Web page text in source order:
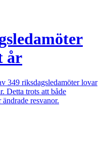
år
349 riksdagsledamöter lovar
Detta trots att både
resvanor.